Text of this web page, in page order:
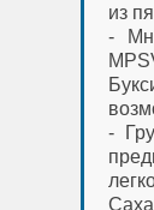
из
-
-